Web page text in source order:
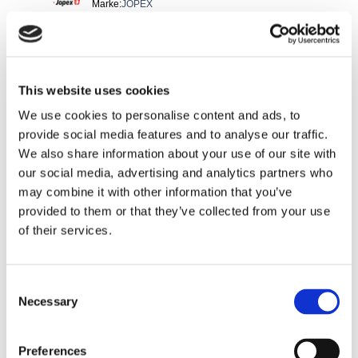
This website uses cookies
We use cookies to personalise content and ads, to
provide social media features and to analyse our traffic.
We also share information about your use of our site with
our social media, advertising and analytics partners who
may combine it with other information that you’ve
provided to them or that they’ve collected from your use
of their services.
Selection
Necessary
Preferences
Marke:JOPEX
Siehe alle Details
Schriftzug "Karmann" für Seite. Heavy
Duty Druckgussversion
8181603200
Siehe alle Details